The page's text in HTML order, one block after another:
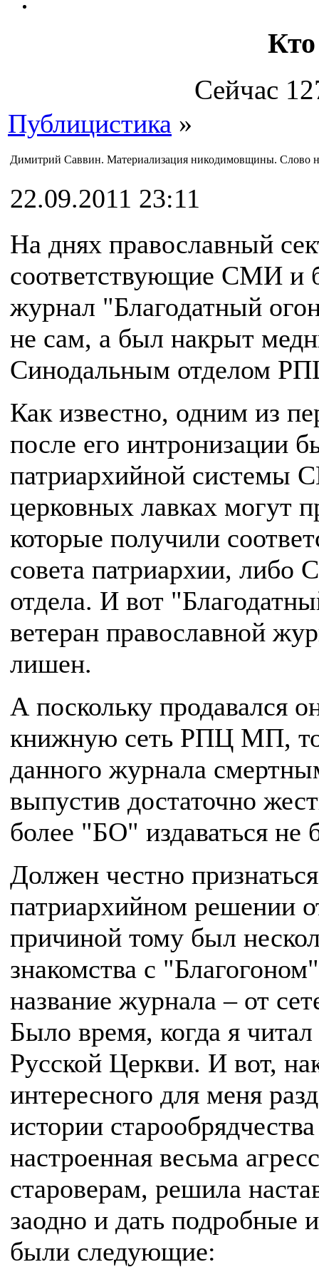
Кто
Сейчас
Публицистика »
Димитрий Саввин. Материализация никодимовщины. Слово
22.09.2011 23:11
На днях православный
соответствующие СМИ и
журнал "Благодатный
не сам, а был накрыт
Синодальным отделом
Как известно, одним из
после его интронизации
патриархийной системы
церковных лавках могут
которые получили
совета патриархии, либо
отдела. И вот
ветеран православной
лишен.
А поскольку продавался
книжную сеть РПЦ МП, то
данного журнала
выпустив достаточно
более "БО" издаваться не
Должен честно
патриархийном решении
причиной тому был
знакомства с
название журнала – от
Было время, когда я
Русской Церкви. И вот,
интересного для меня
истории
настроенная весьма
староверам, решила
заодно и дать подробные
были следующие: